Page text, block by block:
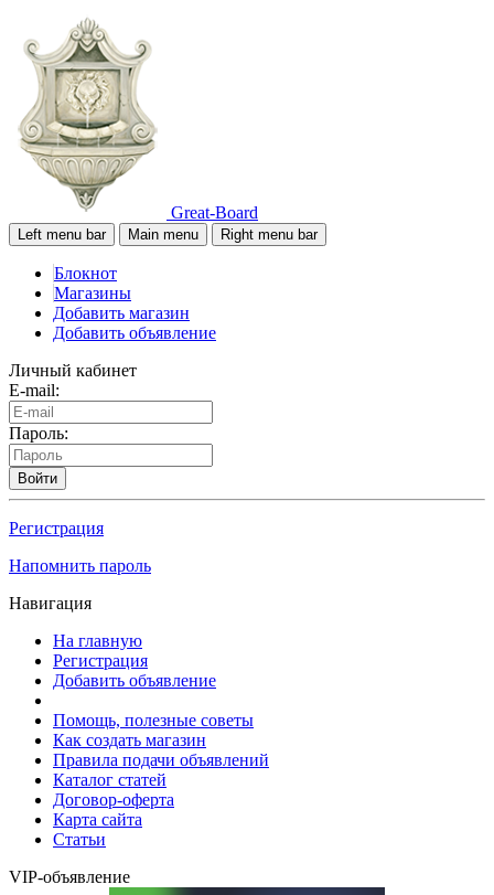
Great-Board
Left menu bar Main menu Right menu bar
Блокнот
Магазины
Добавить магазин
Добавить объявление
Личный кабинет
E-mail:
Пароль:
Войти
Регистрация
Напомнить пароль
Навигация
На главную
Регистрация
Добавить объявление
Помощь, полезные советы
Как создать магазин
Правила подачи объявлений
Каталог статей
Договор-оферта
Карта сайта
Статьи
VIP-объявление